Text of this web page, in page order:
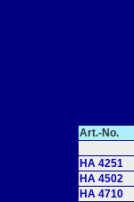
Art.-No.
HA 4251
HA 4502
HA 4710